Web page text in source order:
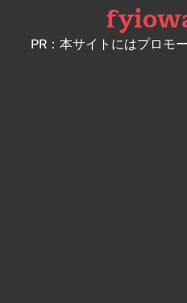
contentPR：本サイトにはプロモ